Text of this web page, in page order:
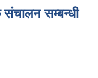
संचालन सम्बन्धी